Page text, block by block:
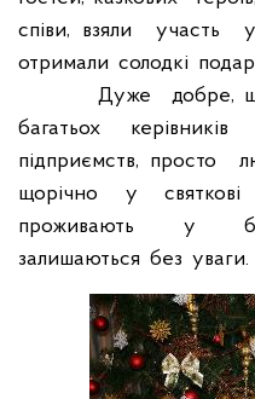
співи, взяли
участь у
отримали солодкі
Дуже
добре,
багатьох
керівників
підприємств, просто
щорічно
у святкові
проживають
у
залишаються без уваги.